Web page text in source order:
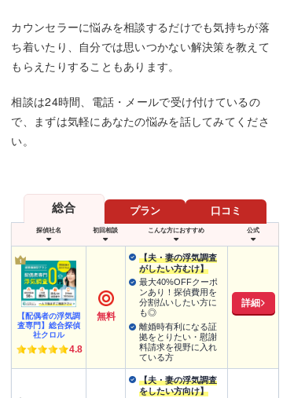
カウンセラーに悩みを相談するだけでも気持ちが落
ち着いたり、自分では思いつかない解決策を教えて
もらえたりすることもあります。
相談は24時間、電話・メールで受け付けているの
で、まずは気軽にあなたの悩みを話してみてくださ
い。
総合 プラン 口コミ
探偵社名 初回相談 こんな方におすすめ 公式
【配偶者の浮気調
査専門】総合探偵
社クロル
4.8
無料
【夫・妻の浮気調査
がしたい方むけ】
最大40%OFFクーポ
ンあり！探偵費用を
分割払いしたい方に
も◎
離婚時有利になる証
拠をとりたい・慰謝
料請求を視野に入れ
ている方
詳細
【夫・妻の浮気調査
をしたい方向け】